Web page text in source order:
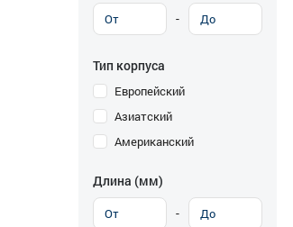
-
Тип корпуса
Европейский
Азиатский
Американский
Длина (мм)
-